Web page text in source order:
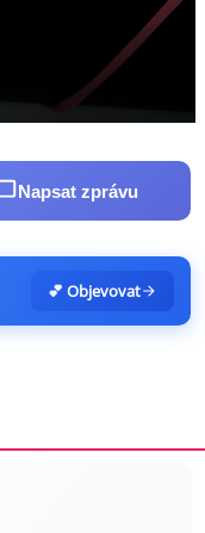
Napsat zprávu
💕 Objevovat